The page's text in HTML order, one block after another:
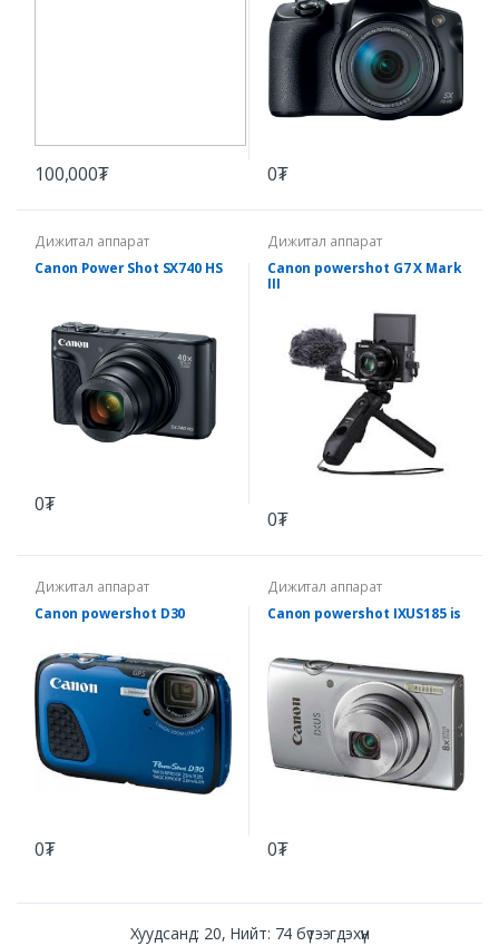
100,000₮ 0₮
Дижитал аппарат
Canon Power Shot SX740 HS
0₮
Дижитал аппарат
Canon powershot G7 X Mark
III
0₮
Дижитал аппарат
Canon powershot D30
0₮
Дижитал аппарат
Canon powershot IXUS185 is
0₮
Хуудсанд: 20, Нийт: 74 бүтээгдэхүүн